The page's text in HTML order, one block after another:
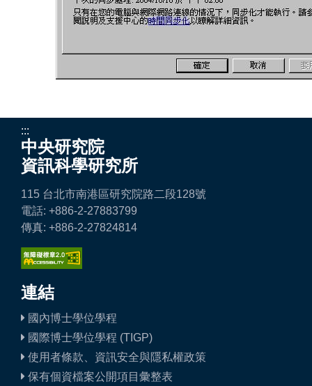
:::
中央研究院
資訊科學研究所
115 台北市南港區研究院路二段128號
電話: +886-2-27883799
傳真: +886-2-27824814
連結
國內博士學位學程
國際博士學位學程 (TIGP)
使用者條款、資訊安全與隱私權政策
保有個資檔案公開項目彙整表